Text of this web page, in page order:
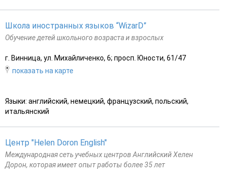
Школа иностранных языков “WizarD”
Обучение детей школьного возраста и взрослых
г. Винница, ул. Михайличенко, 6; просп. Юности, 61/47
показать на карте
Языки: английский, немецкий, французский, польский,
итальянский
Центр "Helen Doron English"
Международная сеть учебных центров Английский Хелен
Дорон, которая имеет опыт работы более 35 лет